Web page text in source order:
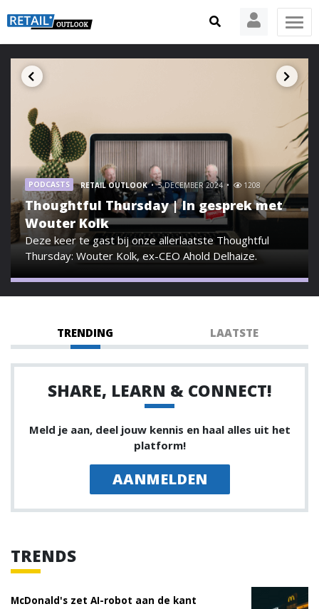
Thoughtful Thursday | In gesprek met
Wouter Kolk
RETAIL OUTLOOK 5 DECEMBER 2024 1208
PODCASTS
Deze keer te gast bij onze allerlaatste Thoughtful
Thursday: Wouter Kolk, ex-CEO Ahold Delhaize.
TRENDING LAATSTE
SHARE, LEARN & CONNECT!
Meld je aan, deel jouw kennis en haal alles uit het
platform!
AANMELDEN
TRENDS
McDonald's zet AI-robot aan de kant